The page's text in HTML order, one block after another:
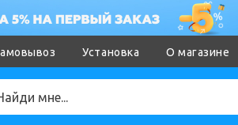
Установка О магазине